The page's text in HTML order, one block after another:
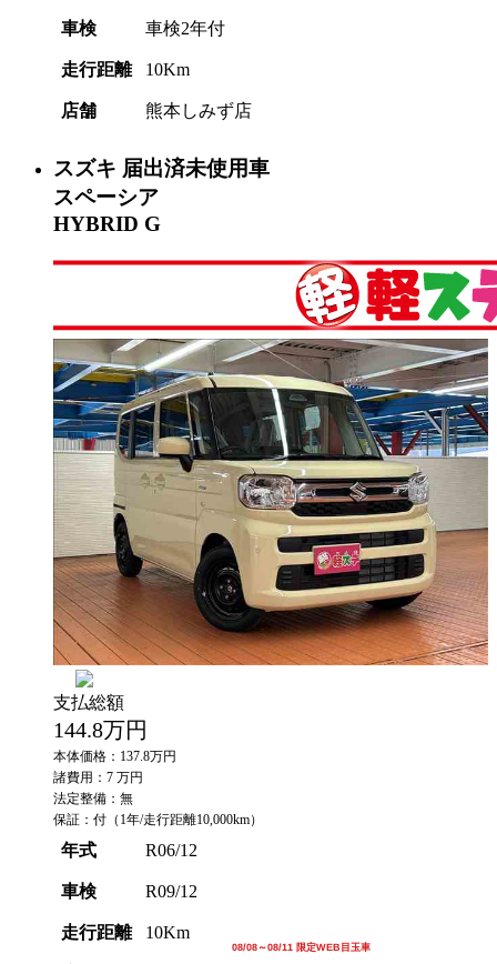
08/11～08/11 限定WEB目玉車
08/08～08/11 限定WEB目玉車
02/14～02/16 限定WEB目玉車
車検 車検2年付
走行距離 10Km
店舗 熊本しみず店
スズキ 届出済未使用車
スペーシア
HYBRID G
支払総額
144.8万円
本体価格：137.8万円
諸費用：7 万円
法定整備：無
保証：付（1年/走行距離10,000km）
年式 R06/12
車検 R09/12
走行距離 10Km
08/08～08/11 限定WEB目玉車
08/08～08/11 限定WEB目玉車
08/08～08/11 限定WEB目玉車